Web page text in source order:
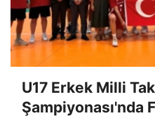
U17 Erkek Milli
Şampiyonası'nda